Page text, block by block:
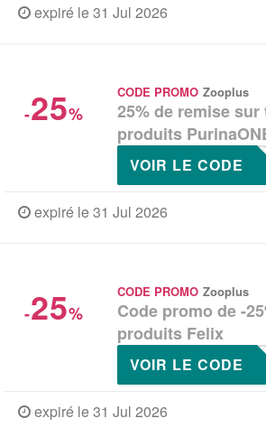
expiré le 31 Jul 2026
-25%
CODE PROMO Zooplus
25% de remise
produits
VOIR LE CODE
expiré le 31 Jul 2026
-25%
CODE PROMO Zooplus
Code promo de -
produits Felix
VOIR LE CODE
expiré le 31 Jul 2026